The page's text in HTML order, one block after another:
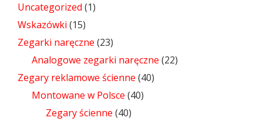
Uncategorized (1)
Wskazówki (15)
Zegarki naręczne (23)
Analogowe zegarki naręczne (22)
Zegary reklamowe ścienne (40)
Montowane w Polsce (40)
Zegary ścienne (40)